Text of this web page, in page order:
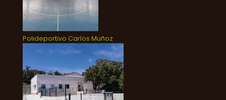
Polideportivo Carlos Muñoz